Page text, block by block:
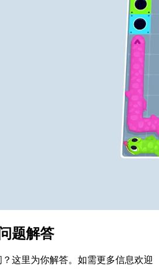
题解答
？这里为你解答。如需更多信息欢迎